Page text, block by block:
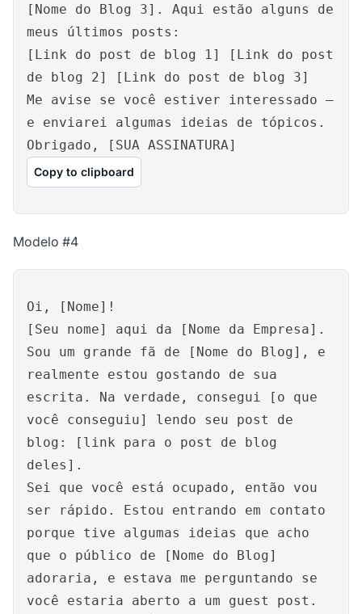
[Nome do Blog 3]. Aqui estão alguns de
meus últimos posts:
[Link do post de blog 1] [Link do post
de blog 2] [Link do post de blog 3]
Me avise se você estiver interessado –
e enviarei algumas ideias de tópicos.
Obrigado, [SUA ASSINATURA]
Copy to clipboard
Modelo #4
Oi, [Nome]!
[Seu nome] aqui da [Nome da Empresa].
Sou um grande fã de [Nome do Blog], e
realmente estou gostando de sua
escrita. Na verdade, consegui [o que
você conseguiu] lendo seu post de
blog: [link para o post de blog
deles].
Sei que você está ocupado, então vou
ser rápido. Estou entrando em contato
porque tive algumas ideias que acho
que o público de [Nome do Blog]
adoraria, e estava me perguntando se
você estaria aberto a um guest post.